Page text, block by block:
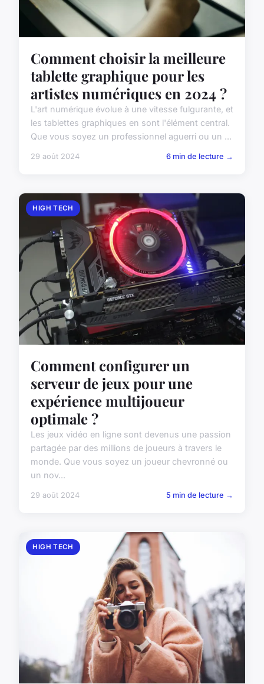
Comment choisir la meilleure
tablette graphique pour les
artistes numériques en 2024 ?
L'art numérique évolue à une vitesse fulgurante, et
les tablettes graphiques en sont l'élément central.
Que vous soyez un professionnel aguerri ou un ...
29 août 2024 6 min de lecture →
HIGH TECH
Comment configurer un
serveur de jeux pour une
expérience multijoueur
optimale ?
Les jeux vidéo en ligne sont devenus une passion
partagée par des millions de joueurs à travers le
monde. Que vous soyez un joueur chevronné ou
un nov...
29 août 2024 5 min de lecture →
HIGH TECH